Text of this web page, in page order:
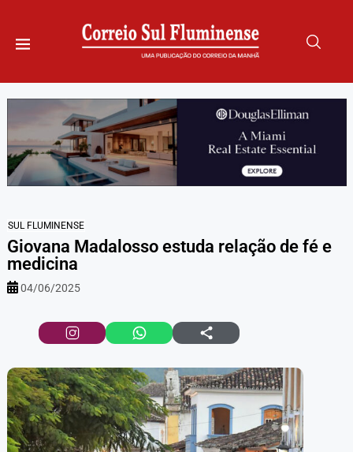
SUL FLUMINENSE
Giovana Madalosso estuda relação de fé e
medicina
04/06/2025